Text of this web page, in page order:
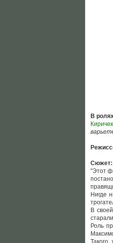
В
Киричек
Сюжет:
"Этот
Нигде
В
Роль